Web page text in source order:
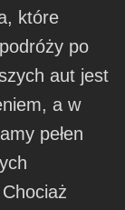
które
po
aut jest
a w
pełen